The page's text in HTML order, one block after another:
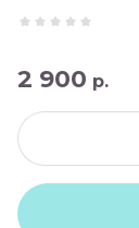
2 900 р.